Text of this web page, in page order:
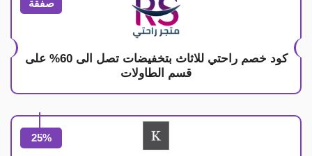
صفقة
كود خصم راحتي للاثاث بتخفيضات تصل الى 60% على
قسم الطاولات
25%